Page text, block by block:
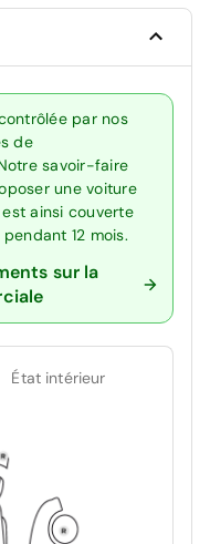
par nos
de
savoir-faire
une voiture
ainsi couverte
12 mois.
sur la
État intérieur